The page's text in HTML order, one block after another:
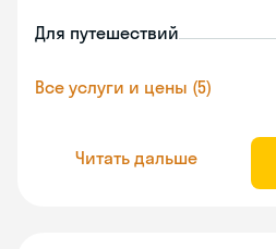
Для путешествий
Все услуги и цены (5)
Читать дальше